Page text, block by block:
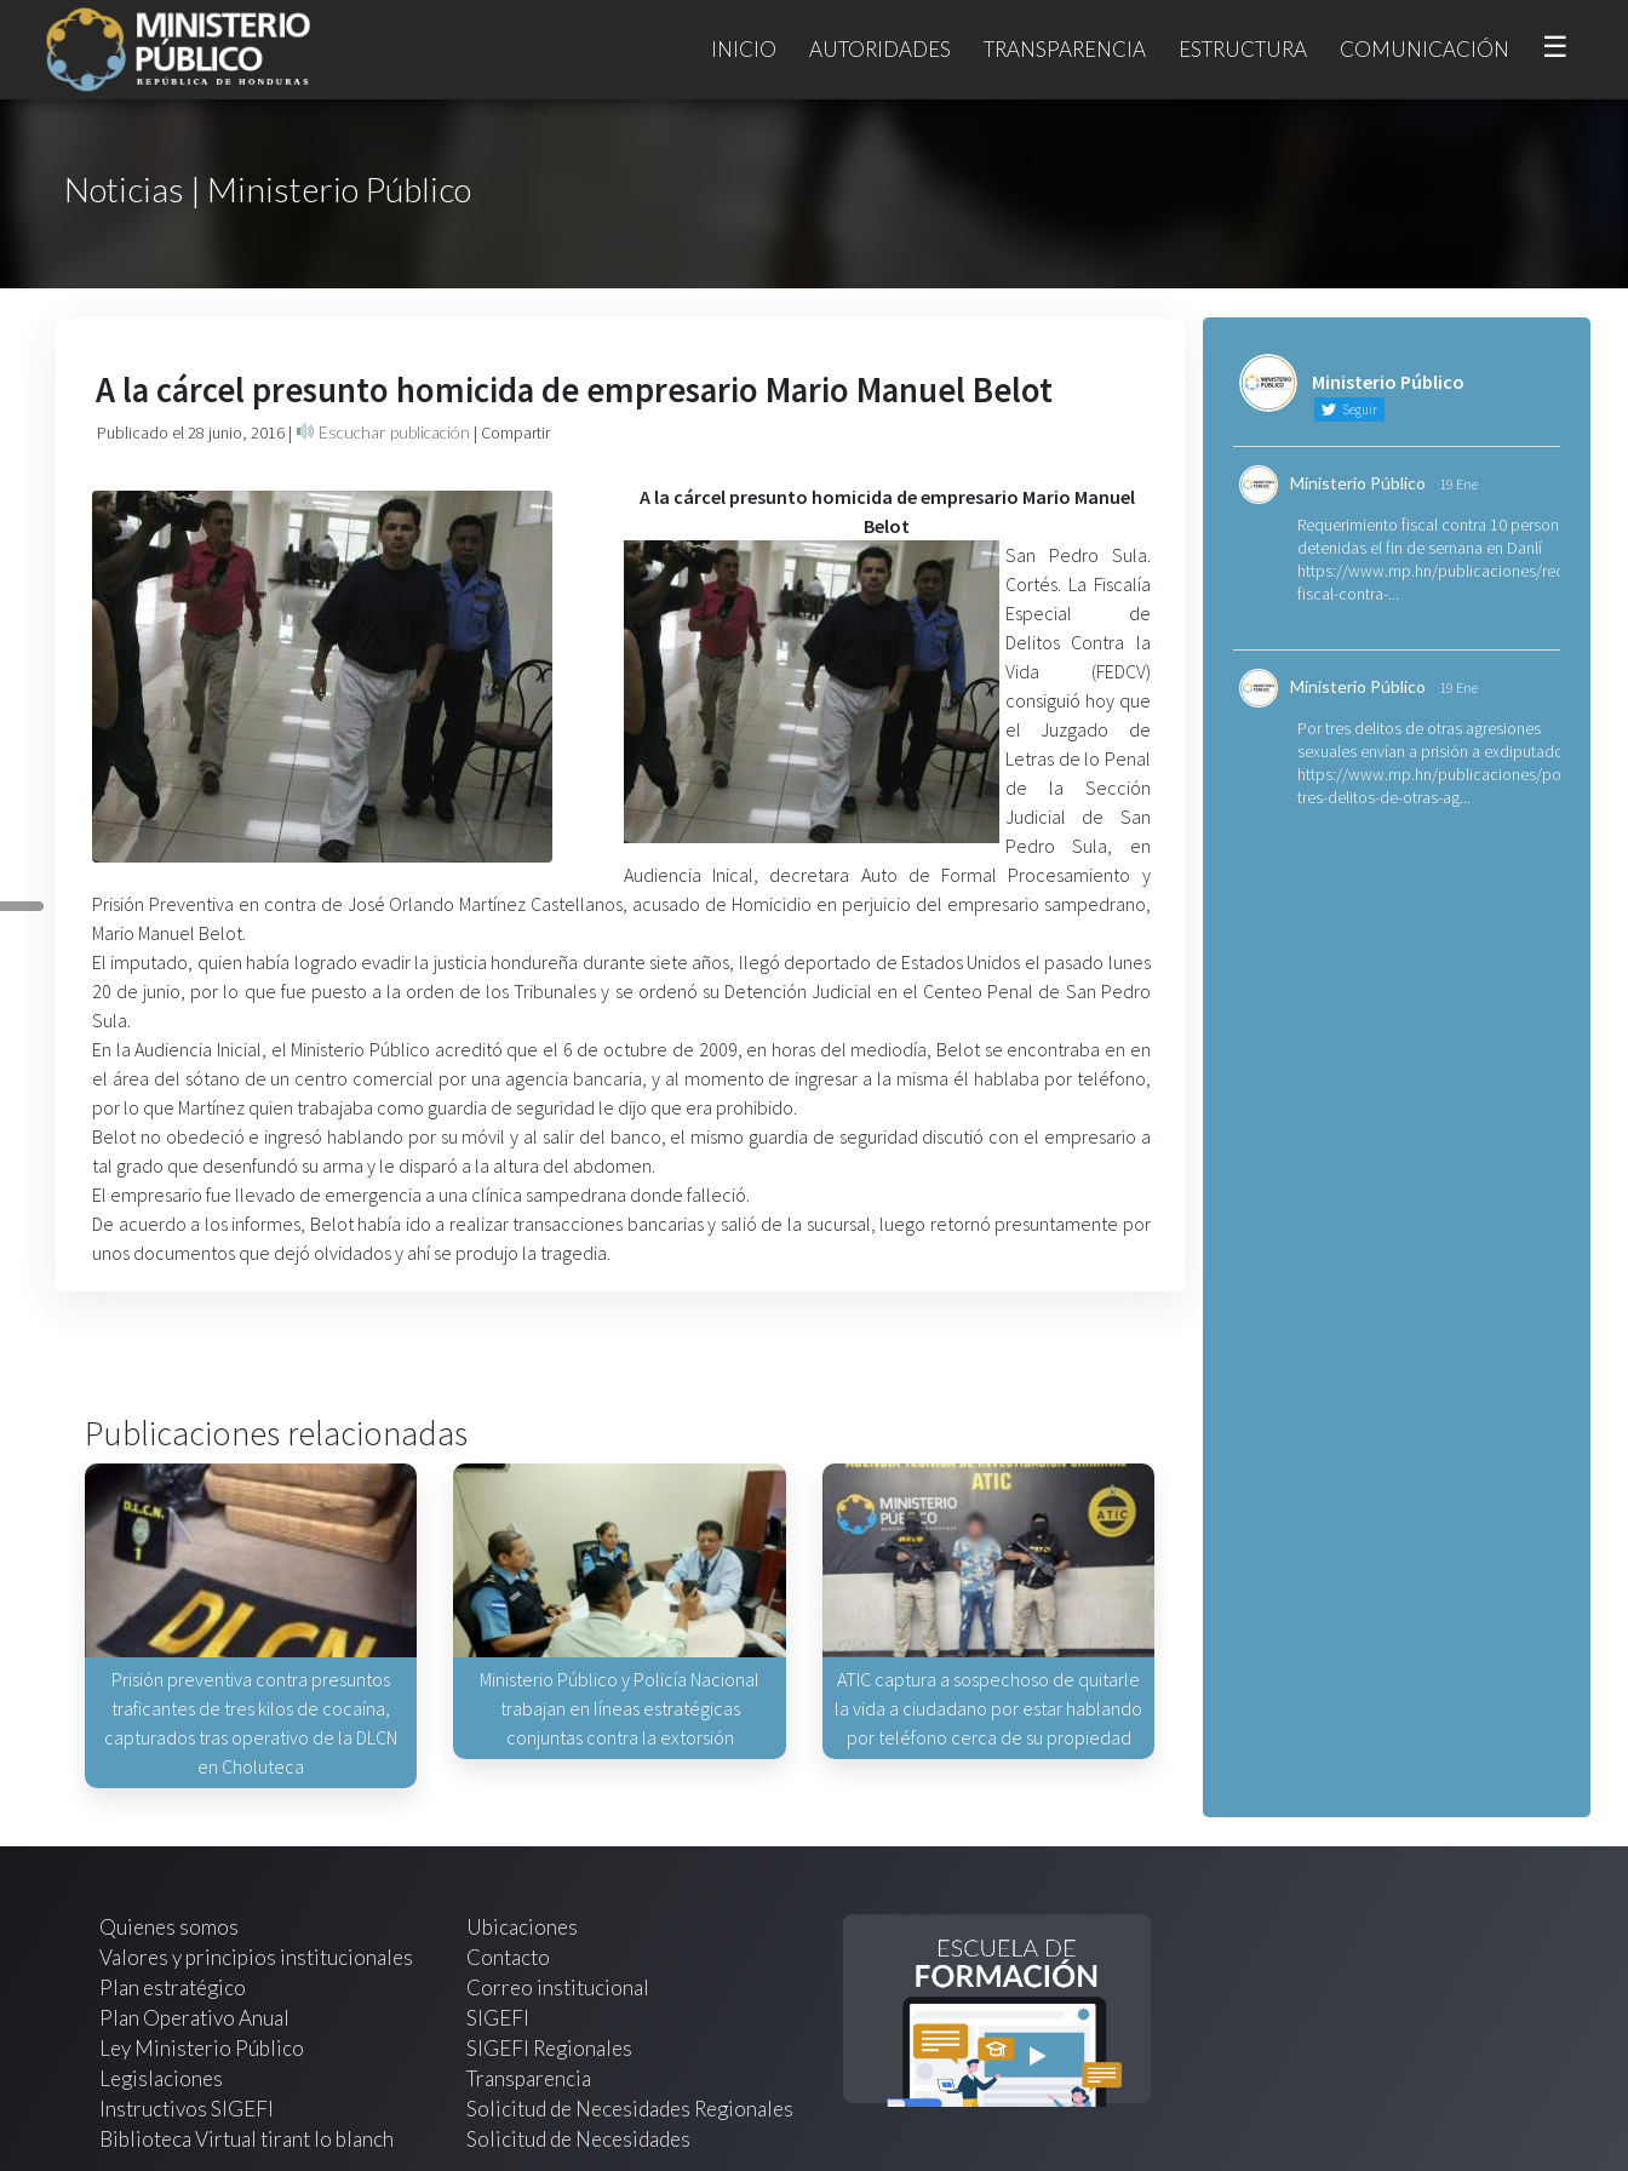
INICIO AUTORIDADES TRANSPARENCIA ESTRUCTURA COMUNICACIÓN ☰
Noticias | Ministerio Público
A la cárcel presunto homicida de empresario Mario Manuel Belot
Publicado el 28 junio, 2016 | Escuchar publicación | Compartir
A la cárcel presunto homicida de empresario Mario Manuel
Belot
San Pedro Sula.
Cortés. La Fiscalía
Especial de
Delitos Contra la
Vida (FEDCV)
consiguió hoy que
el Juzgado de
Letras de lo Penal
de la Sección
Judicial de San
Pedro Sula, en
Audiencia Inical, decretara Auto de Formal Procesamiento y
Prisión Preventiva en contra de José Orlando Martínez Castellanos, acusado de Homicidio en perjuicio del empresario sampedrano,
Mario Manuel Belot.
El imputado, quien había logrado evadir la justicia hondureña durante siete años, llegó deportado de Estados Unidos el pasado lunes
20 de junio, por lo que fue puesto a la orden de los Tribunales y se ordenó su Detención Judicial en el Centeo Penal de San Pedro
Sula.
En la Audiencia Inicial, el Ministerio Público acreditó que el 6 de octubre de 2009, en horas del mediodía, Belot se encontraba en en
el área del sótano de un centro comercial por una agencia bancaria, y al momento de ingresar a la misma él hablaba por teléfono,
por lo que Martínez quien trabajaba como guardia de seguridad le dijo que era prohibido.
Belot no obedeció e ingresó hablando por su móvil y al salir del banco, el mismo guardia de seguridad discutió con el empresario a
tal grado que desenfundó su arma y le disparó a la altura del abdomen.
El empresario fue llevado de emergencia a una clínica sampedrana donde falleció.
De acuerdo a los informes, Belot había ido a realizar transacciones bancarias y salió de la sucursal, luego retornó presuntamente por
unos documentos que dejó olvidados y ahí se produjo la tragedia.
Publicaciones relacionadas
Prisión preventiva contra presuntos
traficantes de tres kilos de cocaína,
capturados tras operativo de la DLCN
en Choluteca
Ministerio Público y Policía Nacional
trabajan en líneas estratégicas
conjuntas contra la extorsión
ATIC captura a sospechoso de quitarle
la vida a ciudadano por estar hablando
por teléfono cerca de su propiedad
Ministerio Público
Seguir
Ministerio Público 19 Ene
Requerimiento fiscal contra 10 personas
detenidas el fin de semana en Danlí
https://www.mp.hn/publicaciones/
fiscal-contra-...
Ministerio Público 19 Ene
Por tres delitos de otras agresiones
sexuales envían a prisión a exdiputado
https://www.mp.hn/publicaciones/por-
tres-delitos-de-otras-ag...
Quienes somos
Valores y principios institucionales
Plan estratégico
Plan Operativo Anual
Ley Ministerio Público
Legislaciones
Instructivos SIGEFI
Biblioteca Virtual tirant lo blanch
Ubicaciones
Contacto
Correo institucional
SIGEFI
SIGEFI Regionales
Transparencia
Solicitud de Necesidades Regionales
Solicitud de Necesidades